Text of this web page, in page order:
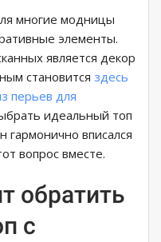
многие модницы
элементы.
является декор
становится здесь
перьев для
идеальный топ
гармонично вписался
вопрос вместе.
обратить
с